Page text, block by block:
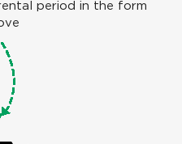
period in the form